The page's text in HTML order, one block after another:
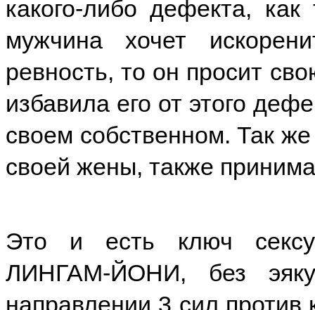
какого-либо дефекта,
мужчина хочет
ревность, то он просит
избавила его от этого
своем собственном. Так
своей жены, также
Это и есть ключ
ЛИНГАМ-ЙОНИ, без
направлении 3 сил против